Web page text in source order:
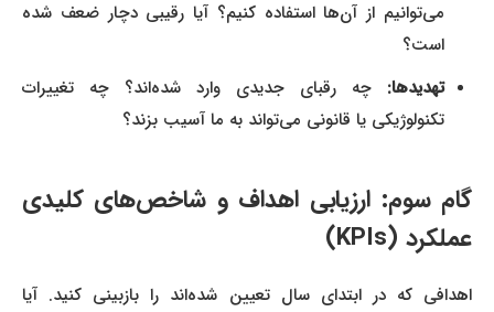
می‌توانیم از آن‌ها استفاده کنیم؟ آیا رقیبی دچار ضعف شده
است؟
تهدیدها: چه رقبای جدیدی وارد شده‌اند؟ چه تغییرات
تکنولوژیکی یا قانونی می‌تواند به ما آسیب بزند؟
گام سوم: ارزیابی اهداف و شاخص‌های کلیدی
عملکرد (KPIs)
اهدافی که در ابتدای سال تعیین شده‌اند را بازبینی کنید. آیا